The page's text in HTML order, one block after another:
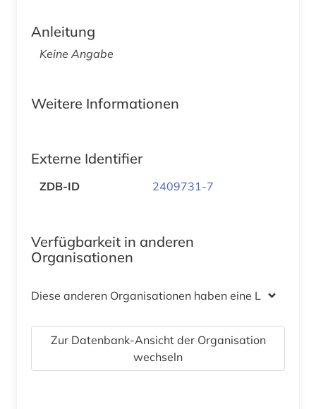
Anleitung
Keine Angabe
Weitere Informationen
Externe Identifier
ZDB-ID 2409731-7
Verfügbarkeit in anderen
Organisationen
Diese anderen Organisationen haben eine Lizenz
Zur Datenbank-Ansicht der Organisation
wechseln